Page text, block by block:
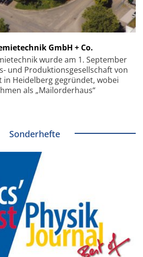
GmbH + Co.
wurde am 1. September
und Produktionsgesellschaft von
in Heidelberg gegründet, wobei
als „Mailorderhaus“
Sonderhefte